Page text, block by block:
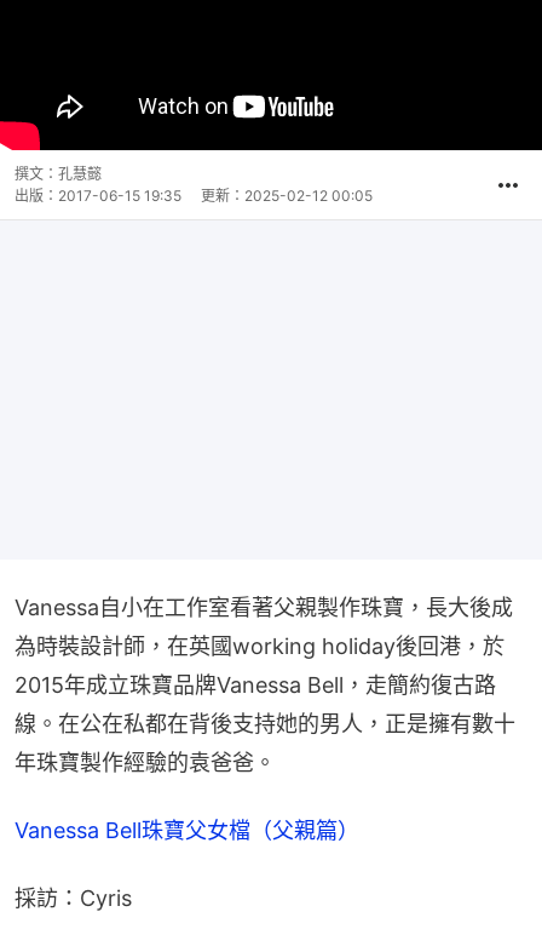
撰文： 孔慧懿
出版： 2017-06-15 19:35 更新： 2025-02-12 00:05
Vanessa自小在工作室看著父親製作珠寶，長大後成
為時裝設計師，在英國working holiday後回港，於
2015年成立珠寶品牌Vanessa Bell，走簡約復古路
線。在公在私都在背後支持她的男人，正是擁有數十
年珠寶製作經驗的袁爸爸。
Vanessa Bell珠寶父女檔（父親篇）
採訪：Cyris